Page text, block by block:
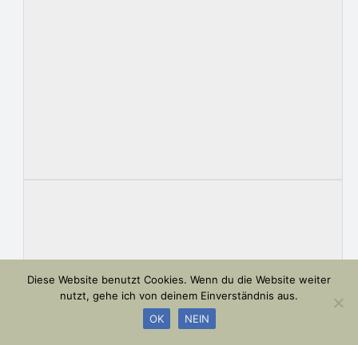
Diese Website benutzt Cookies. Wenn du die Website weiter
nutzt, gehe ich von deinem Einverständnis aus.
OK
NEIN